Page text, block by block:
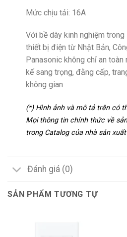
Mức chịu tải: 16A
Với bề dày kinh nghiệm
thiết bị điện từ Nhật Bản,
Panasonic không chỉ an
kế sang trọng, đằng cấp,
không gian
(*) Hình ảnh và mô tả trên có
Mọi thông tin chính thức về
trong Catalog của nhà sản xuất
Đánh giá (0)
SẢN PHẨM TƯƠNG TỰ